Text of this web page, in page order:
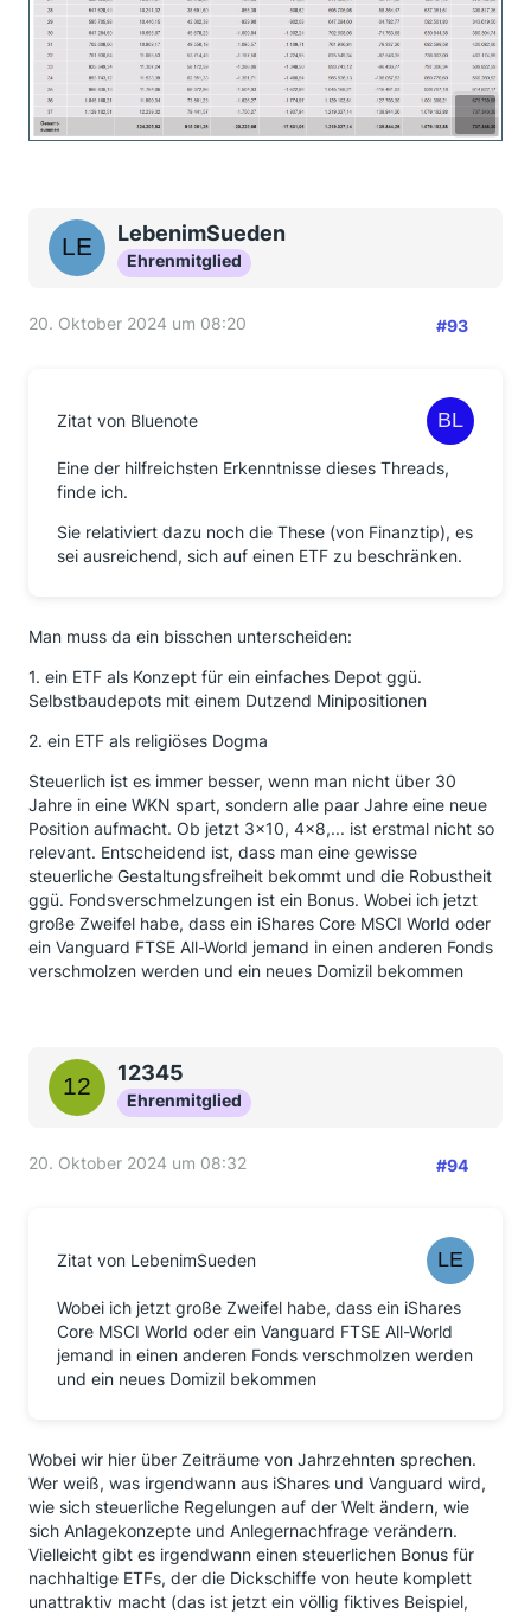
LebenimSueden
Ehrenmitglied
20. Oktober 2024 um 08:20 #93
Zitat von Bluenote
Eine der hilfreichsten Erkenntnisse dieses Threads,
finde ich.
Sie relativiert dazu noch die These (von Finanztip), es
sei ausreichend, sich auf einen ETF zu beschränken.
Man muss da ein bisschen unterscheiden:
1. ein ETF als Konzept für ein einfaches Depot ggü.
Selbstbaudepots mit einem Dutzend Minipositionen
2. ein ETF als religiöses Dogma
Steuerlich ist es immer besser, wenn man nicht über 30
Jahre in eine WKN spart, sondern alle paar Jahre eine neue
Position aufmacht. Ob jetzt 3x10, 4x8,... ist erstmal nicht so
relevant. Entscheidend ist, dass man eine gewisse
steuerliche Gestaltungsfreiheit bekommt und die Robustheit
ggü. Fondsverschmelzungen ist ein Bonus. Wobei ich jetzt
große Zweifel habe, dass ein iShares Core MSCI World oder
ein Vanguard FTSE All-World jemand in einen anderen Fonds
verschmolzen werden und ein neues Domizil bekommen
12345
Ehrenmitglied
20. Oktober 2024 um 08:32 #94
Zitat von LebenimSueden
Wobei ich jetzt große Zweifel habe, dass ein iShares
Core MSCI World oder ein Vanguard FTSE All-World
jemand in einen anderen Fonds verschmolzen werden
und ein neues Domizil bekommen
Wobei wir hier über Zeiträume von Jahrzehnten sprechen.
Wer weiß, was irgendwann aus iShares und Vanguard wird,
wie sich steuerliche Regelungen auf der Welt ändern, wie
sich Anlagekonzepte und Anlegernachfrage verändern.
Vielleicht gibt es irgendwann einen steuerlichen Bonus für
nachhaltige ETFs, der die Dickschiffe von heute komplett
unattraktiv macht (das ist jetzt ein völlig fiktives Beispiel,